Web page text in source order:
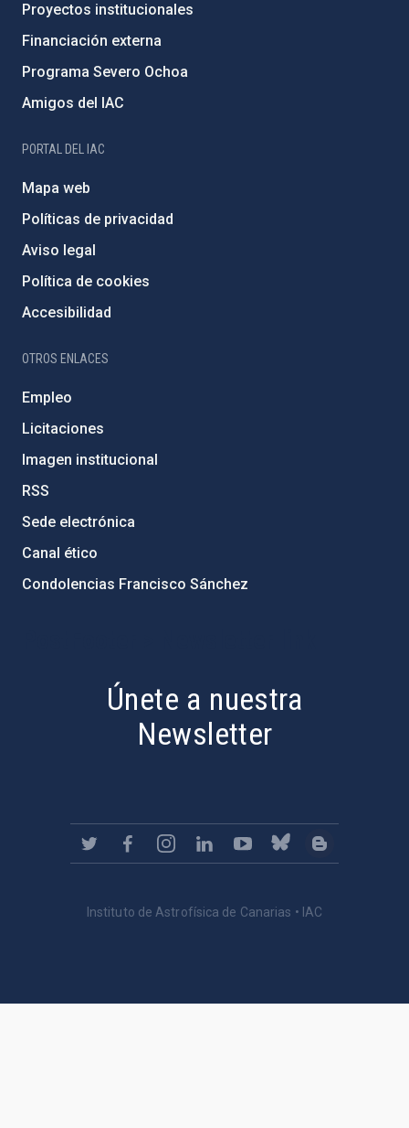
Proyectos institucionales
Financiación externa
Programa Severo Ochoa
Amigos del IAC
PORTAL DEL IAC
Mapa web
Políticas de privacidad
Aviso legal
Política de cookies
Accesibilidad
OTROS ENLACES
Empleo
Licitaciones
Imagen institucional
RSS
Sede electrónica
Canal ético
Condolencias Francisco Sánchez
Únete a nuestra
Newsletter
Instituto de Astrofísica de Canarias • IAC